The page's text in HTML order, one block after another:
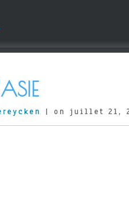
| on juillet 21,